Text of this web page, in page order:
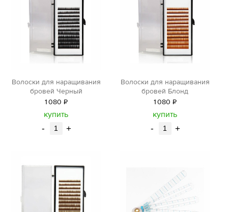
Волоски для наращивания
бровей Черный
1080 Р
уб.
купить
- +
Волоски для наращивания
бровей Блонд
1080 Р
уб.
купить
- +